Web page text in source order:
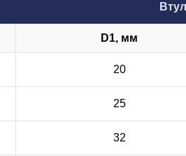
D1, мм
20
25
32